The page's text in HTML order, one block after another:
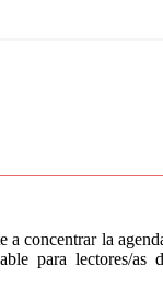
a concentrar la
para lectores/as